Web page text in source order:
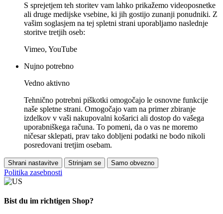
S sprejetjem teh storitev vam lahko prikažemo videoposnetke
ali druge medijske vsebine, ki jih gostijo zunanji ponudniki. Z
vašim soglasjem na tej spletni strani uporabljamo naslednje
storitve tretjih oseb:
Vimeo, YouTube
Nujno potrebno
Vedno aktivno
Tehnično potrebni piškotki omogočajo le osnovne funkcije
naše spletne strani. Omogočajo vam na primer zbiranje
izdelkov v vaši nakupovalni košarici ali dostop do vašega
uporabniškega računa. To pomeni, da o vas ne moremo
ničesar sklepati, prav tako dobljeni podatki ne bodo nikoli
posredovani tretjim osebam.
Shrani nastavitve Strinjam se Samo obvezno
Politika zasebnosti
Bist du im richtigen Shop?